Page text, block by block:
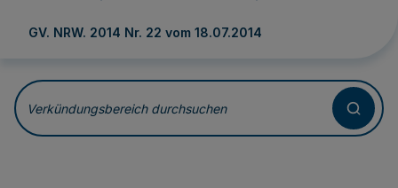
GV. NRW. 2014 Nr. 22 vom 18.07.2014
Verkündungsbereich durchsuchen